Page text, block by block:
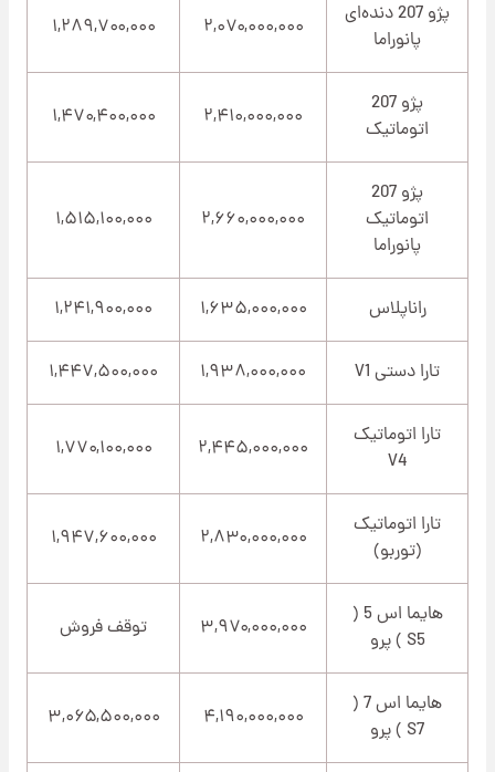
پژو 207 دنده‌ای
پانوراما
۲,۰۷۰,۰۰۰,۰۰۰ ۱,۲۸۹,۷۰۰,۰۰۰
پژو 207
اتوماتیک
۲,۴۱۰,۰۰۰,۰۰۰ ۱,۴۷۰,۴۰۰,۰۰۰
پژو 207
اتوماتیک
پانوراما
۲,۶۶۰,۰۰۰,۰۰۰ ۱,۵۱۵,۱۰۰,۰۰۰
راناپلاس ۱,۶۳۵,۰۰۰,۰۰۰ ۱,۲۴۱,۹۰۰,۰۰۰
تارا دستی V1 ۱,۹۳۸,۰۰۰,۰۰۰ ۱,۴۴۷,۵۰۰,۰۰۰
تارا اتوماتیک
V4
۲,۴۴۵,۰۰۰,۰۰۰ ۱,۷۷۰,۱۰۰,۰۰۰
تارا اتوماتیک
(توربو)
۲,۸۳۰,۰۰۰,۰۰۰ ۱,۹۴۷,۶۰۰,۰۰۰
هایما اس 5 (
S5 ) پرو
۳,۹۷۰,۰۰۰,۰۰۰ توقف فروش
هایما اس 7 (
S7 ) پرو
۴,۱۹۰,۰۰۰,۰۰۰ ۳,۰۶۵,۵۰۰,۰۰۰